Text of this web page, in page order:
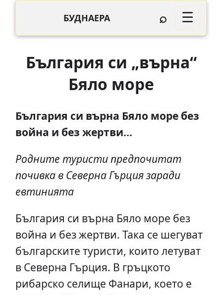
БУДНАЕРА ⌕ ☰
България си „върна“
Бяло море
България си върна Бяло море без
война и без жертви...
Родните туристи предпочитат
почивка в Северна Гърция заради
евтинията
България си върна Бяло море без
война и без жертви. Така се шегуват
българските туристи, които летуват
в Северна Гърция. В гръцкото
рибарско селище Фанари, което е